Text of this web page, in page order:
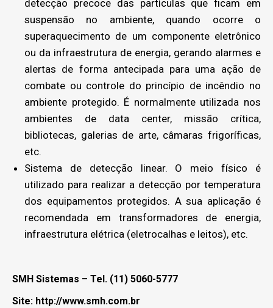
detecção precoce das partículas que ficam em
suspensão no ambiente, quando ocorre o
superaquecimento de um componente eletrônico
ou da infraestrutura de energia, gerando alarmes e
alertas de forma antecipada para uma ação de
combate ou controle do princípio de incêndio no
ambiente protegido. É normalmente utilizada nos
ambientes de data center, missão crítica,
bibliotecas, galerias de arte, câmaras frigoríficas,
etc.
Sistema de detecção linear. O meio físico é
utilizado para realizar a detecção por temperatura
dos equipamentos protegidos. A sua aplicação é
recomendada em transformadores de energia,
infraestrutura elétrica (eletrocalhas e leitos), etc.
SMH Sistemas – Tel. (11) 5060-5777
Site: http://www.smh.com.br